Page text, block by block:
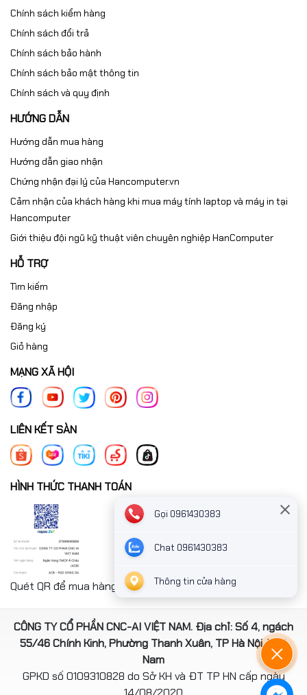
Chính sách kiểm hàng
Chính sách đổi trả
Chính sách bảo hành
Chính sách bảo mật thông tin
Chính sách và quy định
HƯỚNG DẪN
Hướng dẫn mua hàng
Hướng dẫn giao nhận
Chứng nhận đại lý của Hancomputer.vn
Cảm nhận của khách hàng khi mua máy tính laptop và máy in tại
Hancomputer
Giới thiệu đội ngũ kỹ thuật viên chuyên nghiệp HanComputer
HỖ TRỢ
Tìm kiếm
Đăng nhập
Đăng ký
Giỏ hàng
MẠNG XÃ HỘI
LIÊN KẾT SÀN
HÌNH THỨC THANH TOÁN
Quét QR để mua hàng nhanh chóng thanh toán công ty
CÔNG TY CỔ PHẦN CNC-AI VIỆT NAM. Địa chỉ: Số 4, ngách
55/46 Chính Kinh, Phường Thanh Xuân, TP Hà Nội, Việt
Nam
GPKD số 0109310828 do Sở KH và ĐT TP HN cấp ngày
Gọi 0961430383
Chat 0961430383
Thông tin cửa hàng